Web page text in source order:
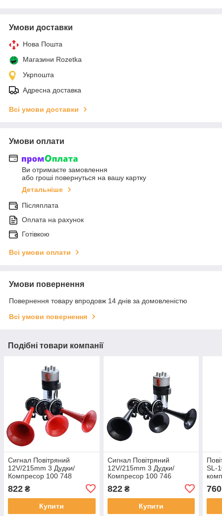
Умови доставки
Нова Пошта
Магазини Rozetka
Укрпошта
Адресна доставка
Всі умови доставки
Умови оплати
Ви отримаєте замовлення
або гроші повернуться на вашу картку
Детальніше
Післяплата
Оплата на рахунок
Готівкою
Всі умови оплати
Умови повернення
Повернення товару впродовж 14 днів за домовленістю
Всі умови повернення
Подібні товари компанії
Сигнал Повітряний
12V/215mm 3 Дудки/
Компресор 100 748
822 ₴
Купити
Сигнал Повітряний
12V/215mm 3 Дудки/
Компресор 100 746
822₴
Купити
SL-
760